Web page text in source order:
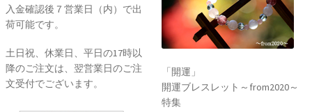
入金確認後７営業日（内）で出
荷可能です。
土日祝、休業日、平日の17時以
降のご注文は、翌営業日のご注
文受付でございます。
「開運」
開運ブレスレット～from2020～
特集